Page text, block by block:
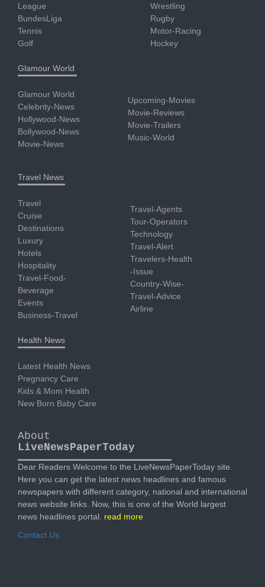
League
BundesLiga
Tennis
Golf
Wrestling
Rugby
Motor-Racing
Hockey
Glamour World
Glamour World
Celebrity-News
Hollywood-News
Bollywood-News
Movie-News
Upcoming-Movies
Movie-Reviews
Movie-Trailers
Music-World
Travel News
Travel
Cruise
Destinations
Luxury
Hotels
Hospitality
Travel-Food-
Beverage
Events
Business-Travel
Travel-Agents
Tour-Operators
Technology
Travel-Alert
Travelers-Health
-Issue
Country-Wise-
Travel-Advice
Airline
Health News
Latest Health News
Pregnancy Care
Kids & Mom Health
New Born Baby Care
About
LiveNewsPaperToday
Dear Readers Welcome to the LiveNewsPaperToday site.
Here you can get the latest news headlines and famous
newspapers with different category, national and international
news website links. Now, this is one of the World largest
news headlines portal. read more
Contact Us